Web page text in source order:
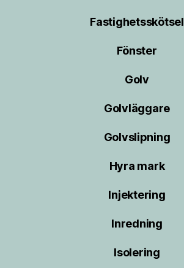
Fastighetsskötsel
Fönster
Golv
Golvläggare
Golvslipning
Hyra mark
Injektering
Inredning
Isolering